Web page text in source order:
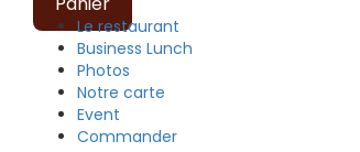
Le restaurant
Business Lunch
Photos
Notre carte
Event
Commander